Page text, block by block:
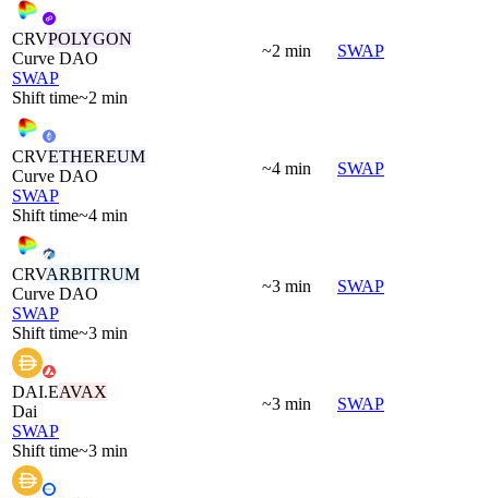
CRVPOLYGON
Curve DAO
SWAP
Shift time~2 min
~2 min SWAP
CRVETHEREUM
Curve DAO
SWAP
Shift time~4 min
~4 min SWAP
CRVARBITRUM
Curve DAO
SWAP
Shift time~3 min
~3 min SWAP
DAI.EAVAX
Dai
SWAP
Shift time~3 min
~3 min SWAP